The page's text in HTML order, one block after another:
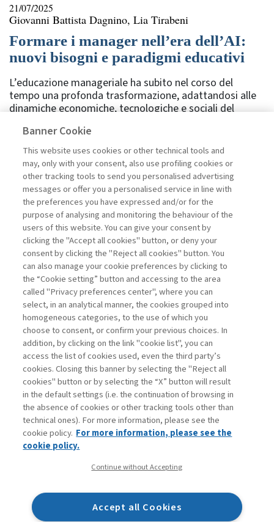
21/07/2025
Giovanni Battista Dagnino, Lia Tirabeni
Formare i manager nell’era dell’AI:
nuovi bisogni e paradigmi educativi
L’educazione manageriale ha subito nel corso del
tempo una profonda trasformazione, adattandosi alle
dinamiche economiche, tecnologiche e sociali del
tradizionale, basato su teoria e gerarchia, a un modello
più dinamico e integrato con le nuove tecnologie. In
questo senso, l’evoluzione della formazione
manageriale non solo rispecchia i cambiamenti del
mondo del lavoro, ma è funzione diretta della capacità
delle istituzioni educative di rispondere alle rinnovate
esigenze delle organizzazioni e del mondo delle
professioni. Nel riflettere sul ruolo ...
1 2 3 Successivo
Contatti
Abbonamenti
Archivio rubriche
Privacy
Dichiarazione di accessibilità
Mappa del sito
Banner Cookie
This website uses cookies or other technical tools and
may, only with your consent, also use profiling cookies or
other tracking tools to send you personalised advertising
messages or offer you a personalised service in line with
the preferences you have expressed and/or for the
purpose of analysing and monitoring the behaviour of the
users of this website. You can give your consent by
clicking the "Accept all cookies" button, or deny your
consent by clicking the "Reject all cookies" button. You
can also manage your cookie preferences by clicking to
the “Cookie setting” button and accessing to the area
called "Privacy preferences center", where you can
select, in an analytical manner, the cookies grouped into
homogeneous categories, to the use of which you
choose to consent, or confirm your previous choices. In
addition, by clicking on the link "cookie list", you can
access the list of cookies used, even the third party’s
cookies. Closing this banner by selecting the "Reject all
cookies" button or by selecting the “X” button will result
in the default settings (i.e. the continuation of browsing in
the absence of cookies or other tracking tools other than
technical ones). For more information, please see the
cookie policy. For more information, please see the
cookie policy.
Continue without Accepting
Accept all Cookies